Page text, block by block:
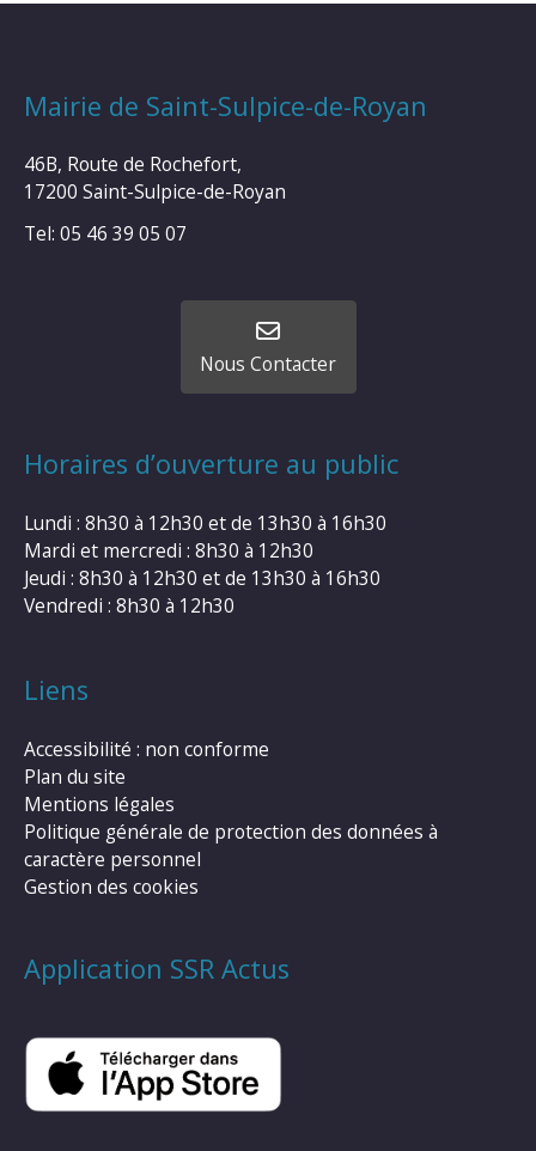
Mairie de Saint-Sulpice-de-Royan
46B, Route de Rochefort,
17200 Saint-Sulpice-de-Royan
Tel: 05 46 39 05 07
Nous Contacter
Horaires d’ouverture au public
Lundi : 8h30 à 12h30 et de 13h30 à 16h30
Mardi et mercredi : 8h30 à 12h30
Jeudi : 8h30 à 12h30 et de 13h30 à 16h30
Vendredi : 8h30 à 12h30
Liens
Accessibilité : non conforme
Plan du site
Mentions légales
Politique générale de protection des données à
caractère personnel
Gestion des cookies
Application SSR Actus